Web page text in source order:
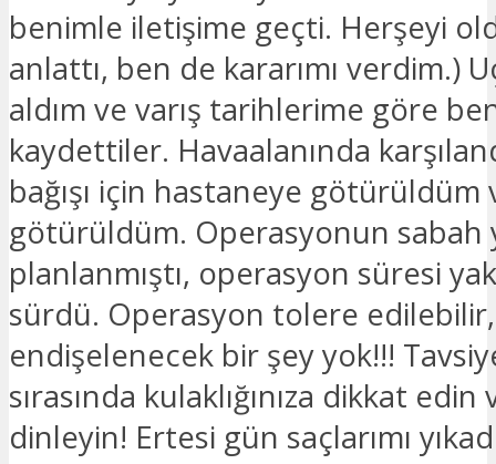
benimle iletişime geçti. Herşeyi
anlattı, ben de kararımı verdim.)
aldım ve varış tarihlerime göre
kaydettiler. Havaalanında
bağışı için hastaneye götürüldüm
götürüldüm. Operasyonun sabah
planlanmıştı, operasyon süresi
sürdü. Operasyon tolere edilebilir,
endişelenecek bir şey yok!!!
sırasında kulaklığınıza dikkat edin
dinleyin! Ertesi gün saçlarımı